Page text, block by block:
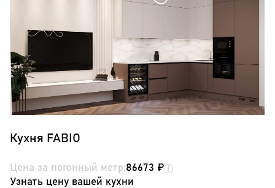
Кухня FABIO
Цена за погонный метр:86673 ₽
Узнать цену вашей кухни